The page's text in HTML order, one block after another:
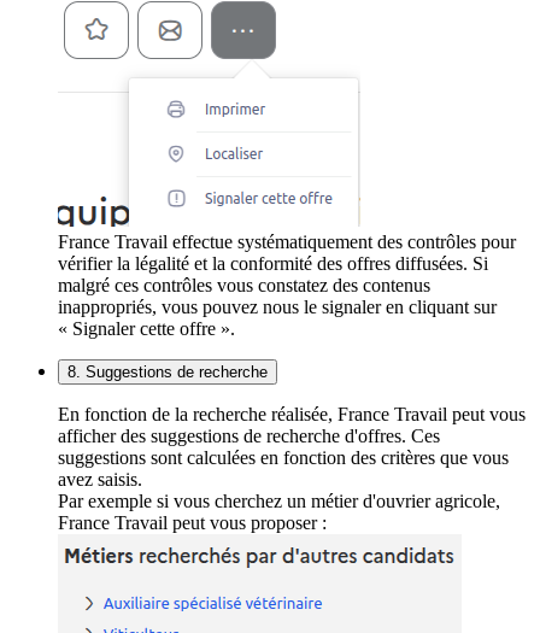
France Travail effectue systématiquement des contrôles pour
vérifier la légalité et la conformité des offres diffusées. Si
malgré ces contrôles vous constatez des contenus
inappropriés, vous pouvez nous le signaler en cliquant sur
« Signaler cette offre ».
8. Suggestions de recherche
En fonction de la recherche réalisée, France Travail peut vous
afficher des suggestions de recherche d'offres. Ces
suggestions sont calculées en fonction des critères que vous
avez saisis.
Par exemple si vous cherchez un métier d'ouvrier agricole,
France Travail peut vous proposer :